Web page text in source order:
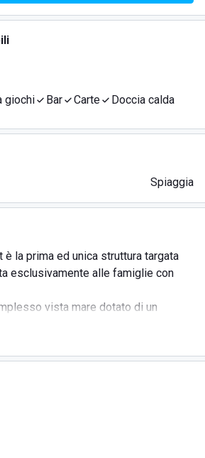
giochi Bar Carte
Doccia calda
Spiaggia
è la prima ed unica struttura targata
esclusivamente alle famiglie con
vista mare dotato di un